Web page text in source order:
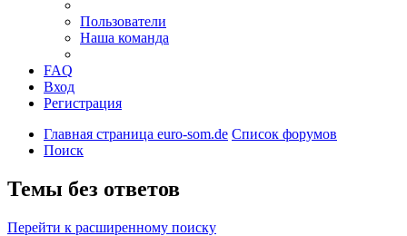
Пользователи
Наша команда
FAQ
Вход
Регистрация
Главная страница euro-som.de Список форумов
Поиск
Темы без ответов
Перейти к расширенному поиску